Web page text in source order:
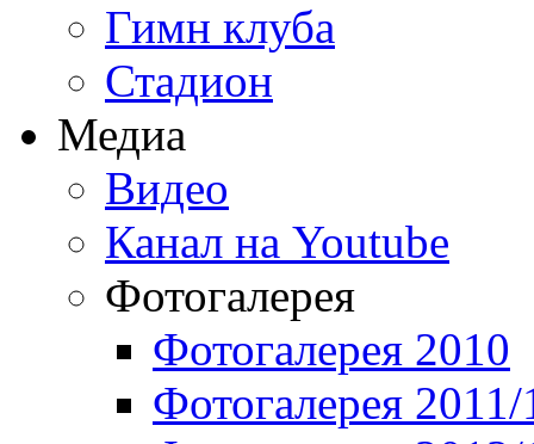
Гимн клуба
Стадион
Медиа
Видео
Канал на Youtube
Фотогалерея
Фотогалерея 2010
Фотогалерея 2011/